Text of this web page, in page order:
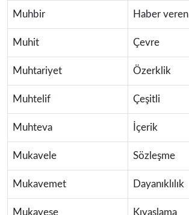
Muhbir Haber veren
Muhit Çevre
Muhtariyet Özerklik
Muhtelif Çeşitli
Muhteva İçerik
Mukavele Sözleşme
Mukavemet Dayanıklılık
Mukayese Kıyaslama